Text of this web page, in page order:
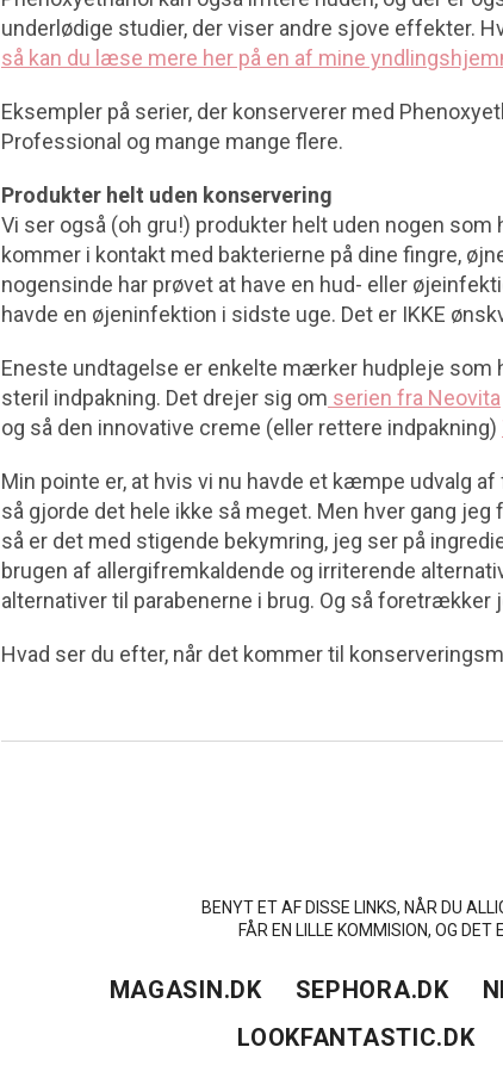
underlødige studier, der viser andre sjove effekter.
så kan du læse mere her på en af mine
Eksempler på serier, der konserverer med
Professional og mange mange flere.
Produkter helt uden konservering
Vi ser også (oh gru!) produkter helt uden nogen
kommer i kontakt med bakterierne på dine fingre,
nogensinde har prøvet at have en hud- eller
havde en øjeninfektion i sidste uge. Det er IKKE
Eneste undtagelse er enkelte mærker hudpleje
steril indpakning. Det drejer sig om serien fra Neovita
og så den innovative creme (eller rettere indpakning)
Min pointe er, at hvis vi nu havde et kæmpe udvalg
så gjorde det hele ikke så meget. Men hver gang
så er det med stigende bekymring, jeg ser på
brugen af allergifremkaldende og irriterende
alternativer til parabenerne i brug. Og så foretrækker
Hvad ser du efter, når det kommer til
BENYT ET AF DISSE LINKS, NÅR DU
FÅR EN LILLE KOMMISION, OG DET
MAGASIN.DK SEPHORA.DK
LOOKFANTASTIC.DK